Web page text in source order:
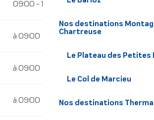
Nos destinations
Chartreuse
Le Plateau des Petites
Le Col de Marcieu
Nos destinations
09:00 - 19:00
à 09:00
à 09:00
à 09:00